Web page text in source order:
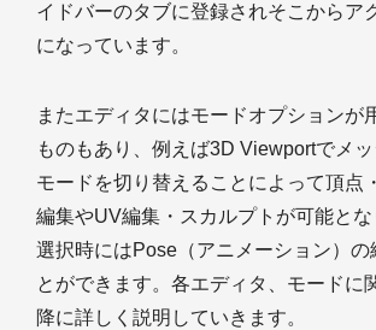
イドバーのタブに登録されそこからア
になっています。
またエディタにはモードオプションが
ものもあり、例えば3D Viewportでメ
モードを切り替えることによって頂点
編集やUV編集・スカルプトが可能と
選択時にはPose（アニメーション）の
とができます。各エディタ、モードに
降に詳しく説明していきます。